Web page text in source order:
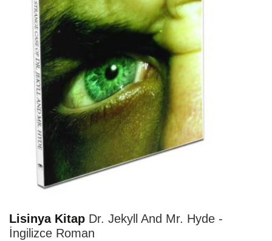
Lisinya Kitap Dr. Jekyll And Mr. Hyde -
İngilizce Roman